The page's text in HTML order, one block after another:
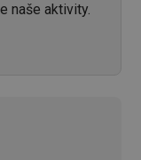
naše aktivity.